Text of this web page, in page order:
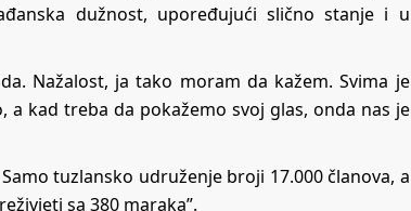
dužnost, upoređujući slično stanje i u
Nažalost, ja tako moram da kažem. Svima je
a kad treba da pokažemo svoj glas, onda nas je
tuzlansko udruženje broji 17.000 članova, a
sa 380 maraka”.